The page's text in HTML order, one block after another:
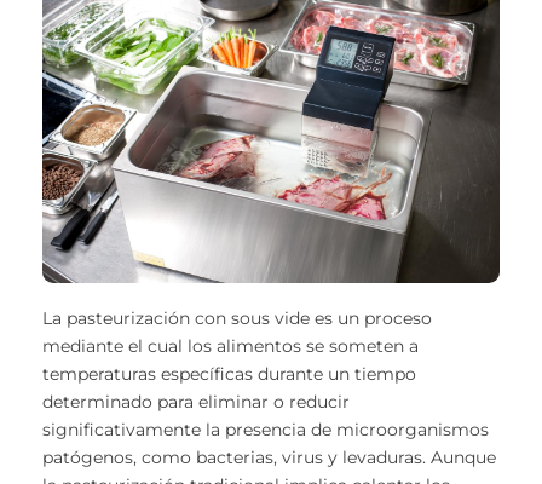
La pasteurización con sous vide es un proceso
mediante el cual los alimentos se someten a
temperaturas específicas durante un tiempo
determinado para eliminar o reducir
significativamente la presencia de microorganismos
patógenos, como bacterias, virus y levaduras. Aunque